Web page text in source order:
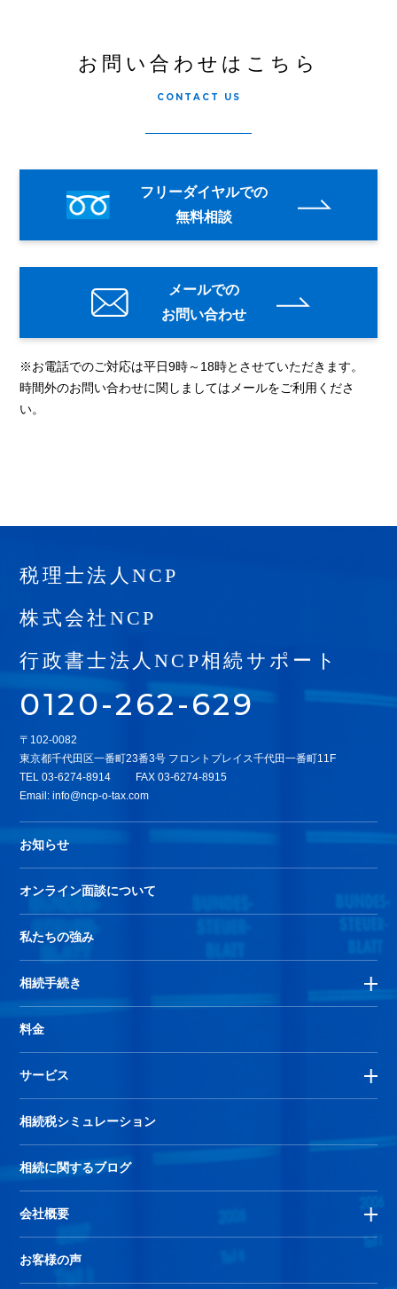
お問い合わせはこちら
CONTACT US
フリーダイヤルでの
無料相談
メールでの
お問い合わせ
※お電話でのご対応は平日9時～18時とさせていただきます。
時間外のお問い合わせに関しましてはメールをご利用くださ
い。
税理士法人NCP
株式会社NCP
行政書士法人NCP相続サポート
0120-262-629
〒102-0082
東京都千代田区一番町23番3号 フロントプレイス千代田一番町11F
TEL03-6274-8914
FAX 03-6274-8915
Email:info@ncp-o-tax.com
お知らせ
オンライン面談について
私たちの強み
相続手続き
料金
サービス
相続税シミュレーション
相続に関するブログ
会社概要
お客様の声